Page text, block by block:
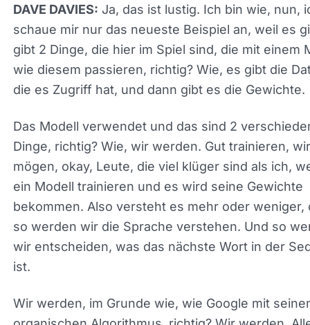
Also wie bekommt es diese zusätzlichen
Trainingsdaten, die nach dem existieren? Sollte
FREDERICK VALLAEYS:das klingt wie eine
dich.
DAVE DAVIES:
Ja, das ist lustig. Ich bin wie, nun,
schaue mir nur das neueste Beispiel an, weil es
gibt 2 Dinge, die hier im Spiel sind, die mit einem
auf die es Zugriff hat, und dann gibt es die
Das Modell verwendet und das sind 2
Dinge, richtig? Wie, wir werden. Gut trainieren, wir
ein Modell trainieren und es wird seine Gewichte